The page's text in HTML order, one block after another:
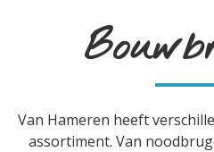
Van Hameren heeft
assortiment. Van